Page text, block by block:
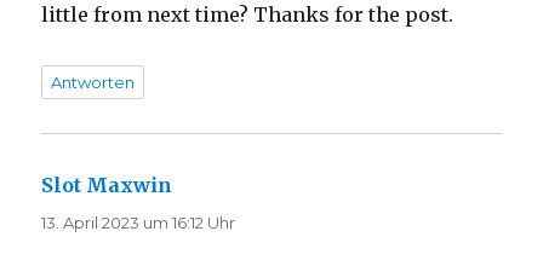
little from next time? Thanks for the post.
Antworten
Slot Maxwin
13. April 2023 um 16:12 Uhr